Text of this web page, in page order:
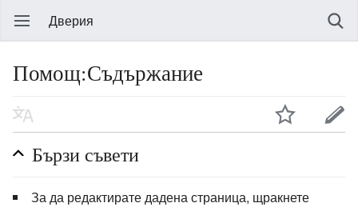
Дверия
Помощ:Съдържание
Бързи съвети
За да редактирате дадена страница, щракнете